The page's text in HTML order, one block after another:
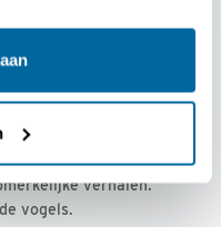
€ 36,00 per jaar
leden, met
verhalen.
vogels.